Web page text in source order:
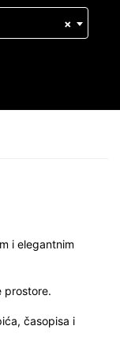
×
i elegantnim
prostore.
časopisa i